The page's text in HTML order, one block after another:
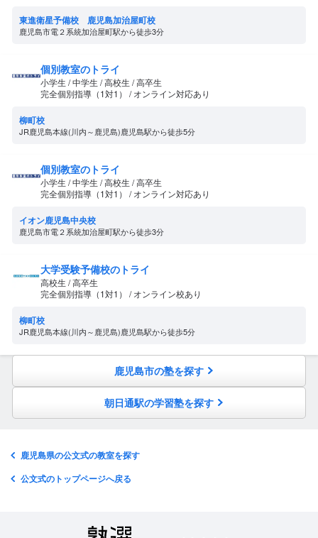
東進衛星予備校 鹿児島加治屋町校
鹿児島市電２系統加治屋町駅から徒歩3分
個別教室のトライ
小学生 / 中学生 / 高校生 / 高卒生
完全個別指導（1対1） / オンライン対応あり
柳町校
JR鹿児島本線(川内～鹿児島)鹿児島駅から徒歩5分
個別教室のトライ
小学生 / 中学生 / 高校生 / 高卒生
完全個別指導（1対1） / オンライン対応あり
イオン鹿児島中央校
鹿児島市電２系統加治屋町駅から徒歩3分
大学受験予備校のトライ
高校生 / 高卒生
完全個別指導（1対1） / オンライン校あり
柳町校
JR鹿児島本線(川内～鹿児島)鹿児島駅から徒歩5分
鹿児島市の塾を探す
朝日通駅の学習塾を探す
鹿児島県の公文式の教室を探す
公文式のトップページへ戻る